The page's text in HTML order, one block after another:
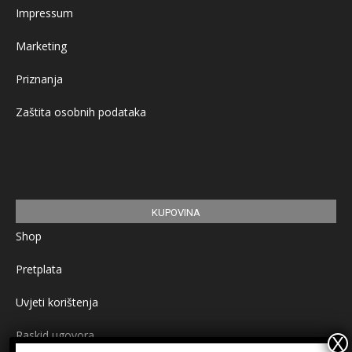
Impressum
Marketing
Priznanja
Zaštita osobnih podataka
KUPOVINA
Shop
Pretplata
Uvjeti korištenja
Raskid ugovora